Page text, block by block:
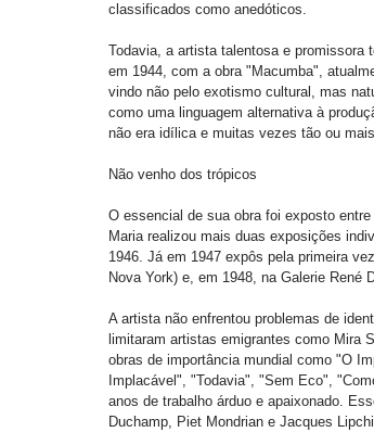
classificados como anedóticos.
Todavia, a artista talentosa e promissora
em 1944, com a obra "Macumba",
vindo não pelo exotismo cultural, mas
como uma linguagem alternativa à
não era idílica e muitas vezes tão ou
Não venho dos trópicos
O essencial de sua obra foi exposto
Maria realizou mais duas exposições
1946. Já em 1947 expôs pela primeira
Nova York) e, em 1948, na Galerie
A artista não enfrentou problemas de
limitaram artistas emigrantes como Mira
obras de importância mundial como "O
Implacável", "Todavia", "Sem Eco",
anos de trabalho árduo e apaixonado.
Duchamp, Piet Mondrian e Jacques